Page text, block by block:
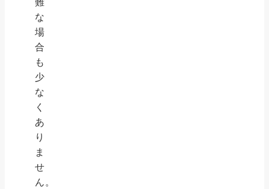
な
場
合
も
少
な
く
あ
り
ま
せ
ん。